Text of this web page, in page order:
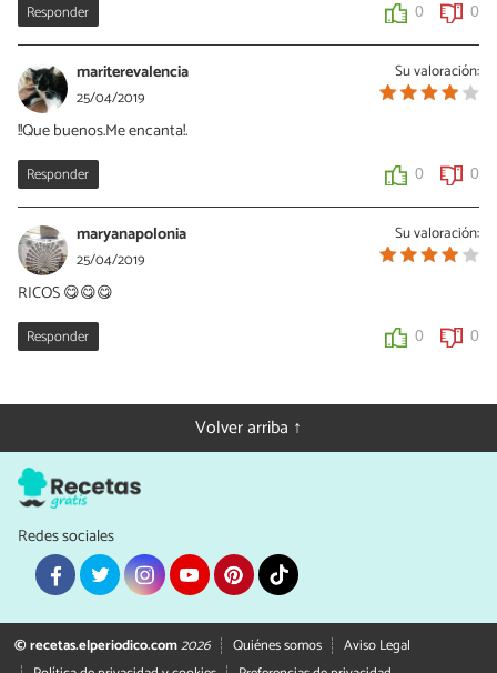
Responder 0 0
Su valoración:
mariterevalencia
25/04/2019
!!Que buenos.Me encanta!.
Responder 0 0
Su valoración:
maryanapolonia
25/04/2019
RICOS 😋😋😋
Responder 0 0
Volver arriba ↑
Redes sociales
© recetas.elperiodico.com2026 Quiénes somos
Aviso Legal